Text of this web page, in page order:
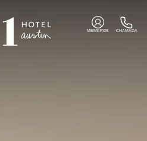
MEMBROS CHAMADA